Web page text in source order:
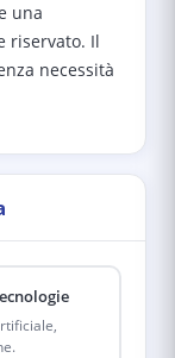
una
riservato. Il
necessità